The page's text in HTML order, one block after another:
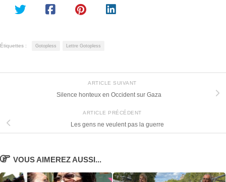
Étiquettes : Gotopless Lettre Gotopless
ARTICLE SUIVANT
Silence honteux en Occident sur Gaza
ARTICLE PRÉCÉDENT
Les gens ne veulent pas la guerre
VOUS AIMEREZ AUSSI...